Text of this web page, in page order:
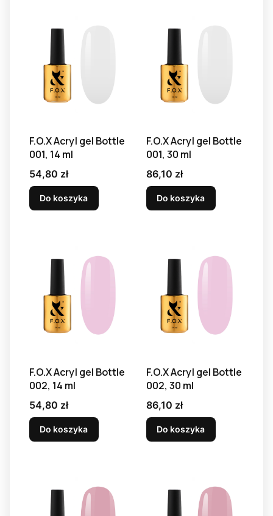
F.O.X Acryl gel Bottle
001, 14 ml
Cena
54,80 zł
Do koszyka
F.O.X Acryl gel Bottle
001, 30 ml
Cena
86,10 zł
Do koszyka
F.O.X Acryl gel Bottle
002, 14 ml
Cena
54,80 zł
Do koszyka
F.O.X Acryl gel Bottle
002, 30 ml
Cena
86,10 zł
Do koszyka